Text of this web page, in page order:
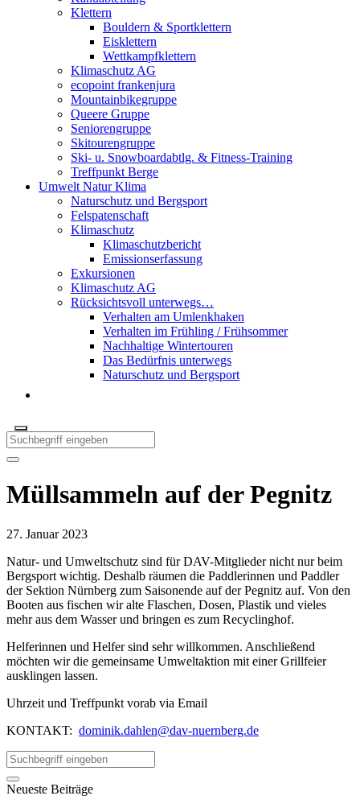
Klettern
Bouldern & Sportklettern
Eisklettern
Wettkampfklettern
Klimaschutz AG
ecopoint frankenjura
Mountainbikegruppe
Queere Gruppe
Seniorengruppe
Skitourengruppe
Ski- u. Snowboardabtlg. & Fitness-Training
Treffpunkt Berge
Umwelt Natur Klima
Naturschutz und Bergsport
Felspatenschaft
Klimaschutz
Klimaschutzbericht
Emissionserfassung
Exkursionen
Klimaschutz AG
Rücksichtsvoll unterwegs…
Verhalten am Umlenkhaken
Verhalten im Frühling / Frühsommer
Nachhaltige Wintertouren
Das Bedürfnis unterwegs
Naturschutz und Bergsport
Müllsammeln auf der Pegnitz
27. Januar 2023
Natur- und Umweltschutz sind für DAV-Mitglieder nicht nur beim
Bergsport wichtig. Deshalb räumen die Paddlerinnen und Paddler
der Sektion Nürnberg zum Saisonende auf der Pegnitz auf. Von den
Booten aus fischen wir alte Flaschen, Dosen, Plastik und vieles
mehr aus dem Wasser und bringen es zum Recyclinghof.
Helferinnen und Helfer sind sehr willkommen. Anschließend
möchten wir die gemeinsame Umweltaktion mit einer Grillfeier
ausklingen lassen.
Uhrzeit und Treffpunkt vorab via Email
KONTAKT: dominik.dahlen@dav-nuernberg.de
Neueste Beiträge